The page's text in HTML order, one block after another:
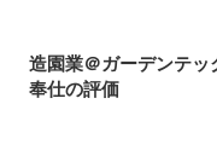
造園業＠ガーデンテ
奉仕の評価